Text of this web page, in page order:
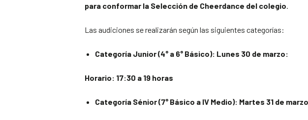
para conformar la Selección de Cheerdance del colegio.
Las audiciones se realizarán según las siguientes categorías:
Categoría Junior (4° a 6° Básico): Lunes 30 de marzo:
Horario: 17:30 a 19 horas
Categoría Sénior (7° Básico a IV Medio): Martes 31 de marzo